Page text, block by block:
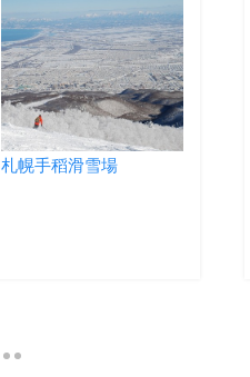
札幌手稻滑雪場